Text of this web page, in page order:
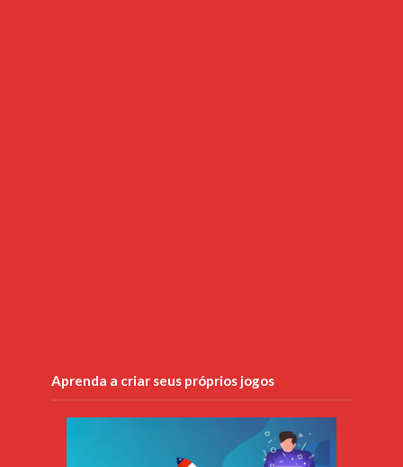
Aprenda a criar seus próprios jogos